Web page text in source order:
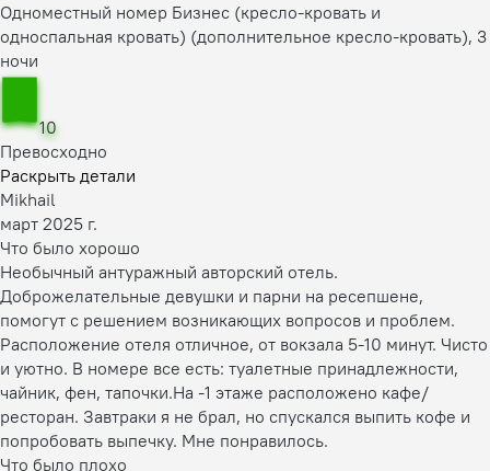
Одноместный номер Бизнес (кресло-кровать и
односпальная кровать) (дополнительное кресло-кровать), 3
ночи
10
Превосходно
Раскрыть детали
Mikhail
март 2025 г.
Что было хорошо
Необычный антуражный авторский отель.
Доброжелательные девушки и парни на ресепшене,
помогут с решением возникающих вопросов и проблем.
Расположение отеля отличное, от вокзала 5-10 минут. Чисто
и уютно. В номере все есть: туалетные принадлежности,
чайник, фен, тапочки.На -1 этаже расположено кафе/
ресторан. Завтраки я не брал, но спускался выпить кофе и
попробовать выпечку. Мне понравилось.
Что было плохо